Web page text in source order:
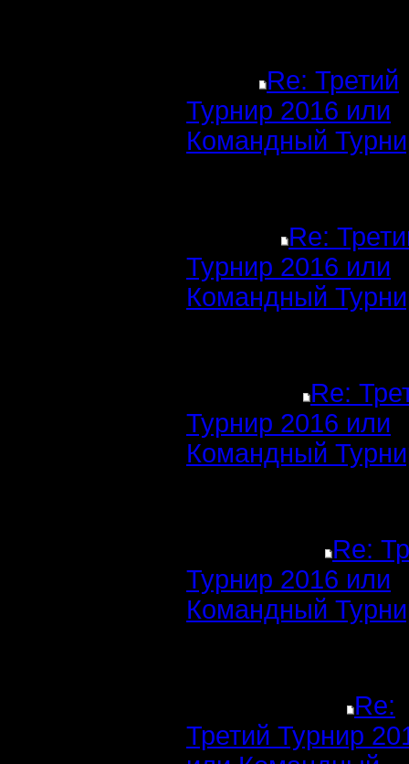
Re: Третий
Турнир 2016 или
Командный
Re:
Турнир 2016 или
Командный
Re:
Турнир 2016 или
Командный
Re:
Турнир 2016 или
Командный
Re:
Третий Турнир